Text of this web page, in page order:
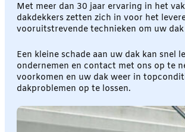
Met meer dan 30 jaar ervaring in het
dakdekkers zetten zich in voor het
vooruitstrevende technieken om uw
Een kleine schade aan uw dak kan
ondernemen en contact met ons op te
voorkomen en uw dak weer in
dakproblemen op te lossen.